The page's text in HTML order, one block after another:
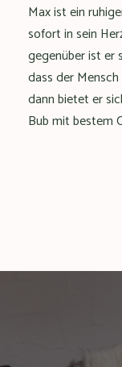
Max ist ein
sofort in sein
gegenüber ist er
dass der
dann bietet er
Bub mit bestem